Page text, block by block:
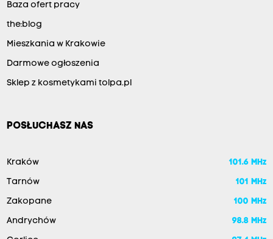
Baza ofert pracy
the:blog
Mieszkania w Krakowie
Darmowe ogłoszenia
Sklep z kosmetykami tolpa.pl
POSŁUCHASZ NAS
Kraków 101.6 MHz
Tarnów 101 MHz
Zakopane 100 MHz
Andrychów 98.8 MHz